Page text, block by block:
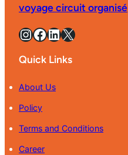
voyage circuit organisé
InstagramFacebook LinkedIn X
Quick Links
About Us
Policy
Terms and Conditions
Career